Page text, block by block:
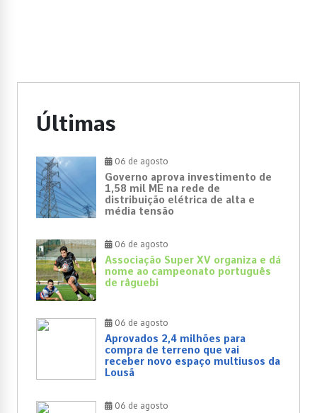
Últimas
06 de agosto
Governo aprova investimento de
1,58 mil ME na rede de
distribuição elétrica de alta e
média tensão
06 de agosto
Associação Super XV organiza e dá
nome ao campeonato português
de râguebi
06 de agosto
Aprovados 2,4 milhões para
compra de terreno que vai
receber novo espaço multiusos da
Lousã
06 de agosto